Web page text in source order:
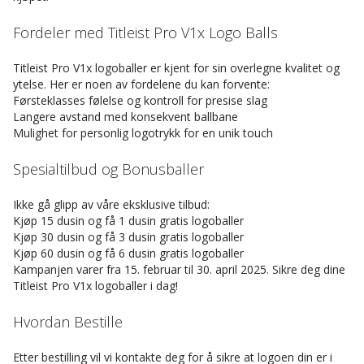
Fordeler med Titleist Pro V1x Logo Balls
Titleist Pro V1x logoballer er kjent for sin overlegne kvalitet og
ytelse. Her er noen av fordelene du kan forvente:
Førsteklasses følelse og kontroll for presise slag
Langere avstand med konsekvent ballbane
Mulighet for personlig logotrykk for en unik touch
Spesialtilbud og Bonusballer
Ikke gå glipp av våre eksklusive tilbud:
Kjøp 15 dusin og få 1 dusin gratis logoballer
Kjøp 30 dusin og få 3 dusin gratis logoballer
Kjøp 60 dusin og få 6 dusin gratis logoballer
Kampanjen varer fra 15. februar til 30. april 2025. Sikre deg dine
Titleist Pro V1x logoballer i dag!
Hvordan Bestille
Etter bestilling vil vi kontakte deg for å sikre at logoen din er i